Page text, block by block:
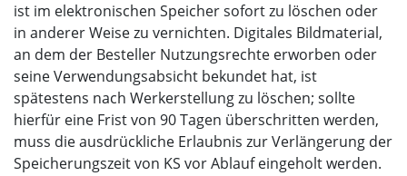
ist im elektronischen Speicher sofort zu löschen oder
in anderer Weise zu vernichten. Digitales Bildmaterial,
an dem der Besteller Nutzungsrechte erworben oder
seine Verwendungsabsicht bekundet hat, ist
spätestens nach Werkerstellung zu löschen; sollte
hierfür eine Frist von 90 Tagen überschritten werden,
muss die ausdrückliche Erlaubnis zur Verlängerung der
Speicherungszeit von KS vor Ablauf eingeholt werden.